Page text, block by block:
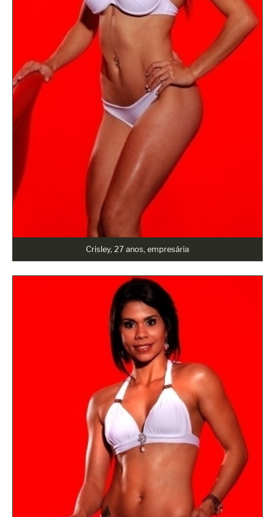
Crisley, 27 anos, empresária